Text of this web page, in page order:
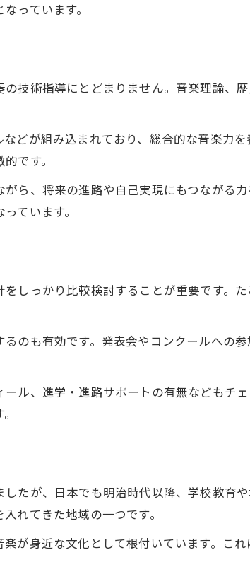
歩を鎌倉市で踏み出す方法
育機関での学び方を紹介
ック音楽を始めるポイント
育のスタートに必要な準備
の基礎から学べる鎌倉市の環境
ク音楽の学び方とは
教育機関の選び方と基準を解説
ック音楽学習スタイルを探す
育で最適なカリキュラム選び
学習の効果的な進め方とは
っています。
技術指導にとどまりません。音楽理論、
どが組み込まれており、総合的な音楽力
です。
ら、将来の進路や自己実現にもつながる
ています。
しっかり比較検討することが重要です。
のも有効です。発表会やコンクールへの
ル、進学・進路サポートの有無などもチ
たが、日本でも明治時代以降、学校教育
れてきた地域の一つです。
が身近な文化として根付いています。こ